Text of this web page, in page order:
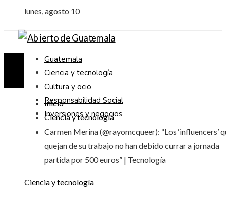
lunes, agosto 10
Guatemala
Ciencia y tecnología
Cultura y ocio
Responsabilidad Social
Inversiones y negocios
Inicio
Ciencia y tecnología
Carmen Merina (@rayomcqueer): “Los ‘influencers’
quejan de su trabajo no han debido currar a jornada
partida por 500 euros” | Tecnología
Ciencia y tecnología